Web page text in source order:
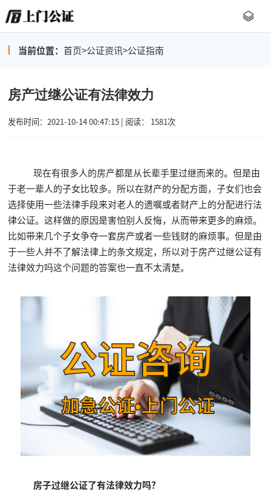
当前位置： 首页>公证资讯>公证指南
房产过继公证有法律效力
发布时间：2021-10-14 00:47:15 | 阅读： 1581次
现在有很多人的房产都是从长辈手里过继而来的。但是由
于老一辈人的子女比较多。所以在财产的分配方面，子女们也会
选择使用一些法律手段来对老人的遗嘱或者财产上的分配进行法
律公证。这样做的原因是害怕别人反悔，从而带来更多的麻烦。
比如带来几个子女争夺一套房产或者一些钱财的麻烦事。但是由
于一些人并不了解法律上的条文规定，所以对于房产过继公证有
法律效力吗这个问题的答案也一直不太清楚。
房子过继公证了有法律效力吗？